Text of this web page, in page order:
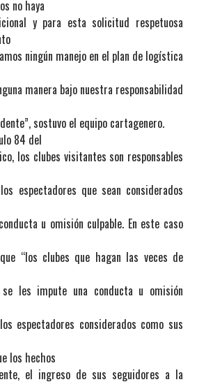
no haya
y para esta solicitud respetuosa
ningún manejo en el plan de logística
manera bajo nuestra responsabilidad
sostuvo el equipo cartagenero.
84 del
los clubes visitantes son responsables
espectadores que sean considerados
u omisión culpable. En este caso
“los clubes que hagan las veces de
se les impute una conducta u omisión
espectadores considerados como sus
los hechos
el ingreso de sus seguidores a la